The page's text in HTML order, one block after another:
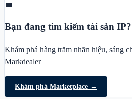
💼
Bạn đang tìm kiếm tài sản IP?
Khám phá hàng trăm nhãn hiệu, sáng
Markdealer
Khám phá Marketplace →